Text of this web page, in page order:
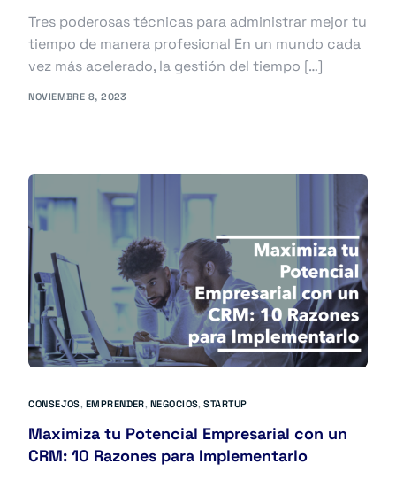
Tres poderosas técnicas para administrar mejor tu
tiempo de manera profesional En un mundo cada
vez más acelerado, la gestión del tiempo […]
NOVIEMBRE 8, 2023
CONSEJOS, EMPRENDER, NEGOCIOS,STARTUP
Maximiza tu Potencial Empresarial con un
CRM: 10 Razones para Implementarlo